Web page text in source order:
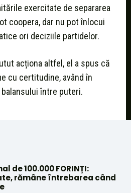
exercitate de separarea
coopera, dar nu pot înlocui
ori deciziile partidelor.
acționa altfel, el a spus că
cu certitudine, având în
între puteri.
de 100.000 FORINȚI:
rămâne întrebarea când